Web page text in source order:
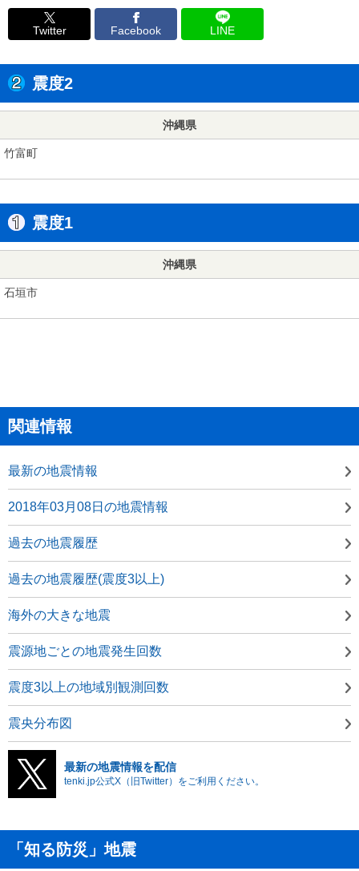
Twitter Facebook LINE
震度2
沖縄県
竹富町
震度1
沖縄県
石垣市
関連情報
最新の地震情報
2018年03月08日の地震情報
過去の地震履歴
過去の地震履歴(震度3以上)
海外の大きな地震
震源地ごとの地震発生回数
震度3以上の地域別観測回数
震央分布図
最新の地震情報を配信
tenki.jp公式X（旧Twitter）をご利用ください。
「知る防災」地震